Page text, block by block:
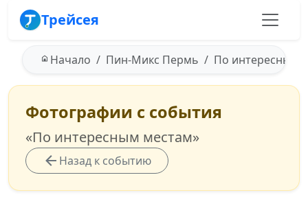
Трейсея
Начало Пин-Микс Пермь По интересным
Фотографии с события
«По интересным местам»
Назад к событию